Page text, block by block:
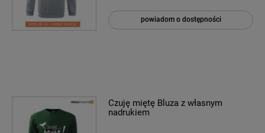
powiadom o dostępności
Czuję miętę Bluza z własnym
nadrukiem